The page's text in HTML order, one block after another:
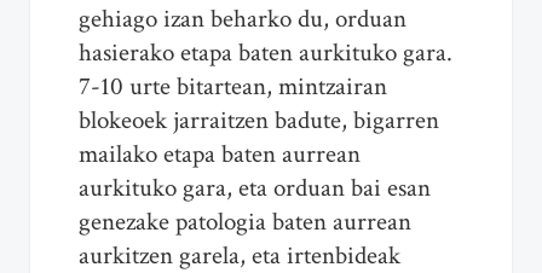
gehiago izan beharko du, orduan
hasierako etapa baten aurkituko gara.
7-10 urte bitartean, mintzairan
blokeoek jarraitzen badute, bigarren
mailako etapa baten aurrean
aurkituko gara, eta orduan bai esan
genezake patologia baten aurrean
aurkitzen garela, eta irtenbideak